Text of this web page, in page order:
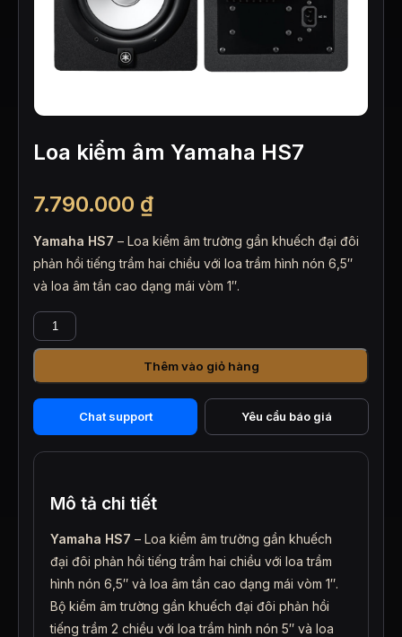
Loa kiểm âm Yamaha HS7
7.790.000 ₫
Yamaha HS7 – Loa kiểm âm trường gần khuếch đại đôi
phản hồi tiếng trầm hai chiều với loa trầm hình nón 6,5″
và loa âm tần cao dạng mái vòm 1″.
Loa
kiểm
âm
HS7
số
Thêm vào giỏ hàng
Chat support Yêu cầu báo giá
Mô tả chi tiết
Yamaha HS7 – Loa kiểm âm trường gần khuếch
đại đôi phản hồi tiếng trầm hai chiều với loa trầm
hình nón 6,5″ và loa âm tần cao dạng mái vòm 1″.
Bộ kiểm âm trường gần khuếch đại đôi phản hồi
tiếng trầm 2 chiều với loa trầm hình nón 5″ và loa